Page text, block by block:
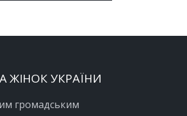
ЖІНОК УКРАЇНИ
громадським